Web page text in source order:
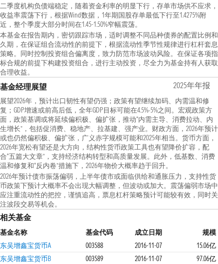
二季度机构负债端稳定，随着资金利率的明显下行，存单市场供不应求，
收益率震荡下行，根据Wind数据，1年期国股存单最低下行至1.4275%附
近，整个季度大部分时间在1.45-1.50%窄幅震荡。
本基金在报告期内，密切跟踪市场，适时调整不同品种债券的配置比例和
久期，在保证组合流动性的前提下，根据流动性季节性规律进行杠杆套息
策略。同时控制投资组合偏离度，致力防范市场波动风险。在保证各项指
标合规的前提下构建投资组合，进行主动投资，尽全力为基金持有人获取
合理收益。
基金经理展望 2025年年报
展望2026年，预计出口韧性有望仍强；政策有望继续加码、内需温和修
复；GDP增速或前高后低，全年GDP目标可能在4.5%-5%之间。宏观政策方
面，政策基调或将延续偏积极、偏扩张，推动“内需主导、消费拉动、内
生增长”，包括促消费、稳地产、拉基建、强产业。财政方面，2026年预计
或也仍然偏积极、偏扩张，广义赤字规模可能和2025年相当。货币方面，
2026年宽松有望还是大方向，结构性货币政策工具也有望降价扩容，配
合“五篇大文章”，支持经济结构转型和高质量发展。此外，低基数、消费
温和修复和“反内卷”措施下，2026年物价大概率趋于回升。
2026年预计债市振荡偏弱，上半年债市或面临供给和通胀压力，支持性货
币政策下预计大概率不会出现大幅调整，但波动或加大。震荡偏弱市场中
应注重流动性的把控，谨慎追高，票息杠杆策略预计可能较有效，同时关
注波段交易等机会。
相关基金
基金名称 基金代码 成立日期
规模
东吴增鑫宝货币A
003588 2016-11-07
15.06亿
东吴增鑫宝货币B
003589 2016-11-07
97.06亿